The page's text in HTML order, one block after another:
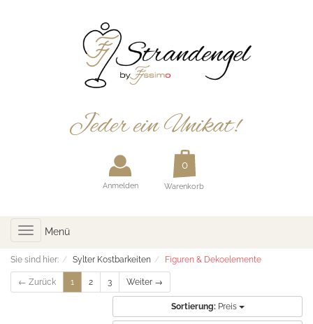
Anmelden Warenkorb
Toggle
navigation
Menü
Sie sind hier: Sylter Kostbarkeiten Figuren & Dekoelemente
← Zurück 1 2 3 Weiter →
Sortierung: Preis